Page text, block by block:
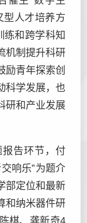
型人才培养方
练和跨学科知
机制提升科研
励青年探索创
科学发展，也
研和产业发展
告环节，付
响乐”为题介
部定位和最新
和纳米器件研
棋、龚新奇4